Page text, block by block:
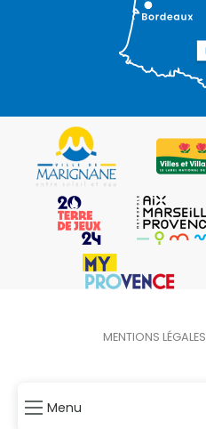
Menu
MENTIONS LÉGALES